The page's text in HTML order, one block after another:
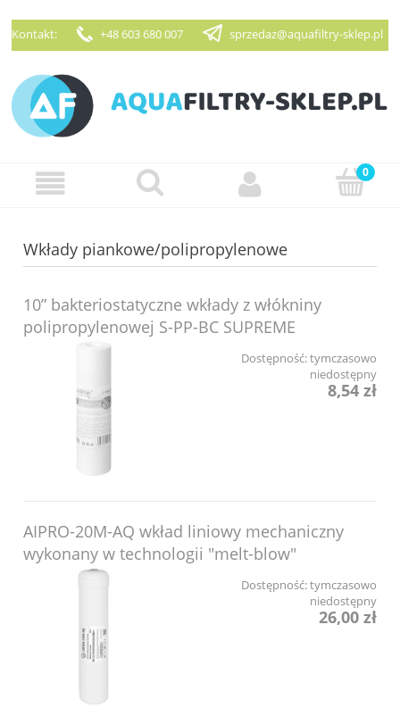
Kontakt: +48 603 680 007
sprzedaz@aquafiltry-sklep.pl
Wkłady piankowe/polipropylenowe
10” bakteriostatyczne wkłady z włókniny
polipropylenowej S-PP-BC SUPREME
Dostępność:tymczasowo
niedostępny
8,54 zł
AIPRO-20M-AQ wkład liniowy mechaniczny
wykonany w technologii "melt-blow"
Dostępność:tymczasowo
niedostępny
26,00 zł